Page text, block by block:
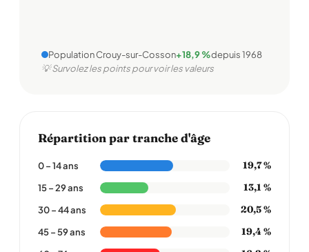
Population Crouy-sur-Cosson+18,9 %depuis 1968
💡 Survolez les points pour voir les valeurs
Répartition par tranche d'âge
0 – 14 ans 19,7 %
15 – 29 ans 13,1 %
30 – 44 ans 20,5 %
45 – 59 ans 19,4 %